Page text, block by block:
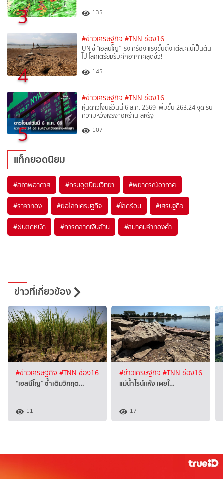
3 135
4
#ข่าวเศรษฐกิจ #TNN ช่อง16
UN ชี้ "เอลนีโญ" เร่งเครื่อง แรงขึ้นตั้งแต่ส.ค.นี้เป็นต้น
ไป โลกเตรียมรับศึกอากาศสุดขั้ว!
145
5
#ข่าวเศรษฐกิจ #TNN ช่อง16
หุ้นดาวโจนส์วันนี้ 6 ส.ค. 2569 เพิ่มขึ้น 263.24 จุด รับ
ความหวังเจรจาอิหร่าน-สหรัฐ
107
แท็กยอดนิยม
#สภาพอากาศ #กรมอุตุนิยมวิทยา #พยากรณ์อากาศ
#ราคาทอง #ย่อโลกเศรษฐกิจ #โลกร้อน #เศรษฐกิจ
#ฝนตกหนัก #การตลาดเงินล้าน #สมาคมค้าทองคำ
ข่าวที่เกี่ยวข้อง
#ข่าวเศรษฐกิจ #TNN ช่อง16
“เอลนีโญ” ซ้ำเติมวิกฤต…
11
#ข่าวเศรษฐกิจ #TNN ช่อง16
แม่น้ำไรน์แห้ง เผยใ…
17